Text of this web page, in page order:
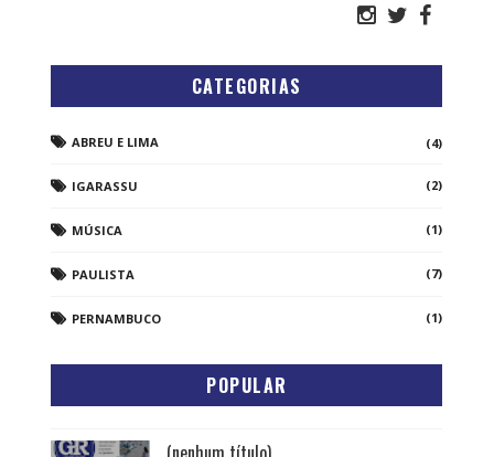
CATEGORIAS
ABREU E LIMA (4)
IGARASSU (2)
MÚSICA (1)
PAULISTA (7)
PERNAMBUCO (1)
POPULAR